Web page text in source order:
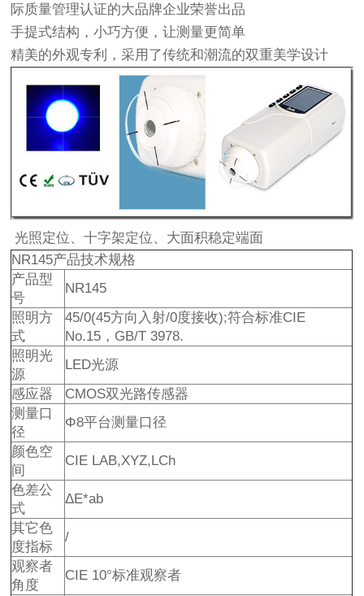
际质量管理认证的大品牌企业荣誉出品
手提式结构，小巧方便，让测量更简单
精美的外观专利，采用了传统和潮流的双重美学设计
光照定位、十字架定位、大面积稳定端面
NR145产品技术规格
产品型
号
NR145
照明方
式
45/0(45方向入射/0度接收);符合标准CIE
No.15，GB/T 3978.
照明光
源
LED光源
感应器
CMOS双光路传感器
测量口
径
Φ8平台测量口径
颜色空
间
CIE LAB,XYZ,LCh
色差公
式
ΔE*ab
其它色
度指标
/
观察者
角度
CIE 10°标准观察者